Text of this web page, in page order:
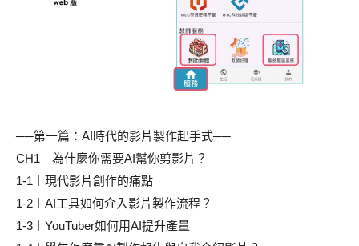
──第一篇：AI時代的影片製作起手式──
CH1︱為什麼你需要AI幫你剪影片？
1-1︱現代影片創作的痛點
1-2︱AI工具如何介入影片製作流程？
1-3︱YouTuber如何用AI提升產量